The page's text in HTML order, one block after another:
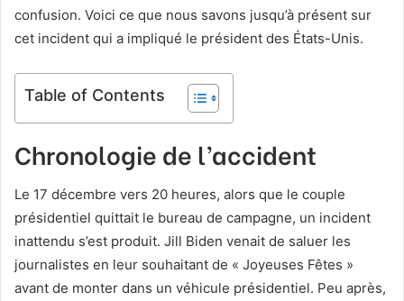
confusion. Voici ce que nous savons jusqu’à présent sur
cet incident qui a impliqué le président des États-Unis.
Table of Contents
Chronologie de l’accident
Le 17 décembre vers 20 heures, alors que le couple
présidentiel quittait le bureau de campagne, un incident
inattendu s’est produit. Jill Biden venait de saluer les
journalistes en leur souhaitant de « Joyeuses Fêtes »
avant de monter dans un véhicule présidentiel. Peu après,